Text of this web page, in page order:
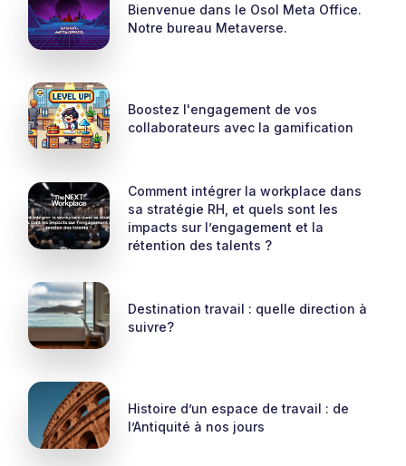
Bienvenue dans le Osol Meta Office.
Notre bureau Metaverse.
Boostez l'engagement de vos
collaborateurs avec la gamification
Comment intégrer la workplace dans
sa stratégie RH, et quels sont les
impacts sur l’engagement et la
rétention des talents ?
Destination travail : quelle direction à
suivre?
Histoire d’un espace de travail : de
l’Antiquité à nos jours